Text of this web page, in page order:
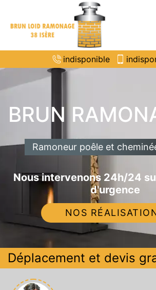
indisponible
BRUN
Ramoneur poêle et
Nous intervenons 24h/24
d'urgence
NOS
Déplacement et devis